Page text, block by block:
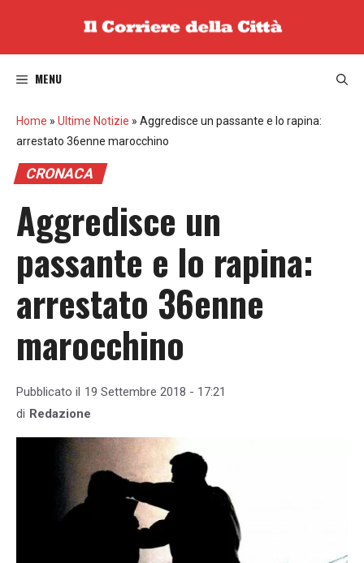
MENU
Home » Ultime Notizie » Aggredisce un passante e lo rapina:
arrestato 36enne marocchino
CRONACA
Aggredisce un
passante e lo rapina:
arrestato 36enne
marocchino
Pubblicato il 19 Settembre 2018 - 17:21
di Redazione